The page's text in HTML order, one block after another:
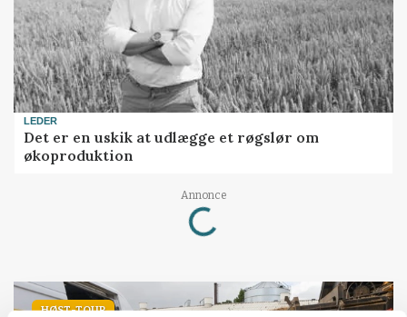
LEDER
Det er en uskik at udlægge et røgslør om
økoproduktion
Annonce
Loading...
HØST-TOUR